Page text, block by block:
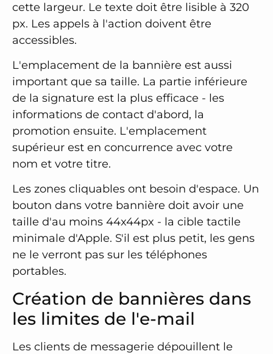
cette largeur. Le texte doit être lisible à 320
px. Les appels à l'action doivent être
accessibles.
L'emplacement de la bannière est aussi
important que sa taille. La partie inférieure
de la signature est la plus efficace - les
informations de contact d'abord, la
promotion ensuite. L'emplacement
supérieur est en concurrence avec votre
nom et votre titre.
Les zones cliquables ont besoin d'espace. Un
bouton dans votre bannière doit avoir une
taille d'au moins 44x44px - la cible tactile
minimale d'Apple. S'il est plus petit, les gens
ne le verront pas sur les téléphones
portables.
Création de bannières dans
les limites de l'e-mail
Les clients de messagerie dépouillent le